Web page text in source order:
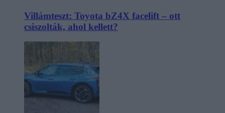
Villámteszt: Toyota bZ4X facelift – ott
csiszolták, ahol kellett?